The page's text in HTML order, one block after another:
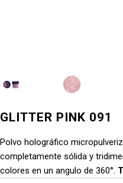
GLITTER PINK 091
Polvo holográfico
completamente sólida y
colores en un angulo de 360°.